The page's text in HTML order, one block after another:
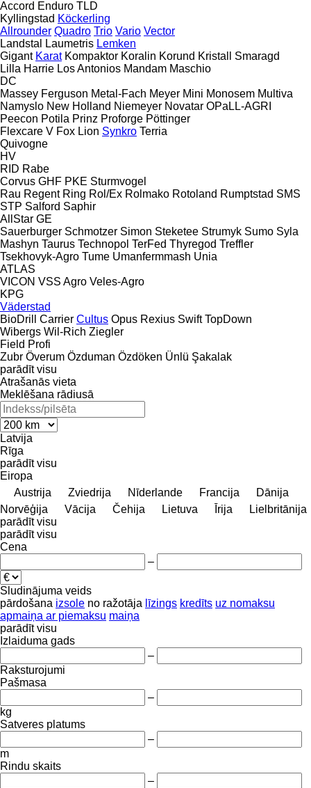
Accord Enduro TLD
Kyllingstad Köckerling
Allrounder Quadro Trio Vario Vector
Landstal
Laumetris Lemken
Gigant Karat Kompaktor Koralin Korund Kristall
Smaragd
Lilla Harrie Los Antonios Mandam Maschio
DC
Massey Ferguson Metal-Fach Meyer Mini Monosem Multiva
Namyslo New Holland Niemeyer Novatar OPaLL-AGRI
Peecon Potila Prinz Proforge Pöttinger
Flexcare V Fox Lion Synkro Terria
Quivogne
HV
RID Rabe
Corvus GHF PKE Sturmvogel
Rau Regent Ring Rol/Ex Rolmako Rotoland Rumptstad SMS
STP Salford Saphir
AllStar GE
Sauerburger Schmotzer Simon Steketee Strumyk Sumo Syla
Mashyn Taurus Technopol TerFed Thyregod Treffler
Tsekhovyk-Agro Tume Umanfermmash Unia
ATLAS
VICON VSS Agro Veles-Agro
KPG
Väderstad
BioDrill
Carrier Cultus Opus Rexius Swift TopDown
Wibergs Wil-Rich Ziegler
Field Profi
Zubr Överum Özduman Özdöken Ünlü Şakalak
parādīt visu
Atrašanās vieta
Meklēšana rādiusā
Latvija
Rīga
parādīt visu
Eiropa
Austrija
Zviedrija Nīderlande Francija
Dānija
Norvēģija
Vācija Čehija Lietuva Īrija
Lielbritānija
parādīt visu
parādīt visu
Cena
–
Sludinājuma veids
pārdošana izsole no ražotāja līzings kredīts uz nomaksu
apmaiņa ar piemaksu maiņa
parādīt visu
Izlaiduma gads
–
Raksturojumi
Pašmasa
–
kg
Satveres platums
–
m
Rindu skaits
–